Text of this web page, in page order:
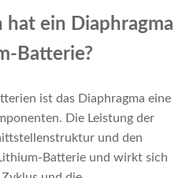
hat ein Diaphragma
Batterie?
ist das Diaphragma eine
Die Leistung der
und den
Batterie und wirkt sich